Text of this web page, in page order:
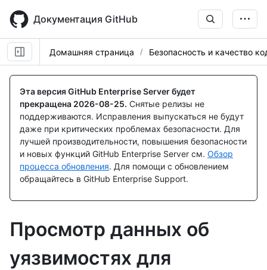
main
content
Документация GitHub
Домашняя страница Безопасность и качество
Эта версия GitHub Enterprise Server будет
прекращена 2026-08-25. Снятые релизы не
поддерживаются. Исправления выпускаться не будут
даже при критических проблемах безопасности. Для
лучшей производительности, повышения безопасности
и новых функций GitHub Enterprise Server см. Обзор
процесса обновления. Для помощи с обновлением
обращайтесь в GitHub Enterprise Support.
Просмотр данных об
уязвимостях для